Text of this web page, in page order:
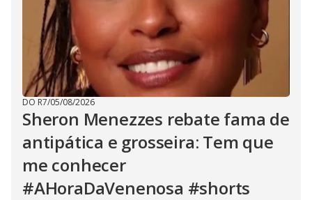
DO R7/05/08/2026
Sheron Menezzes rebate fama de
antipática e grosseira: Tem que
me conhecer
#AHoraDaVenenosa #shorts